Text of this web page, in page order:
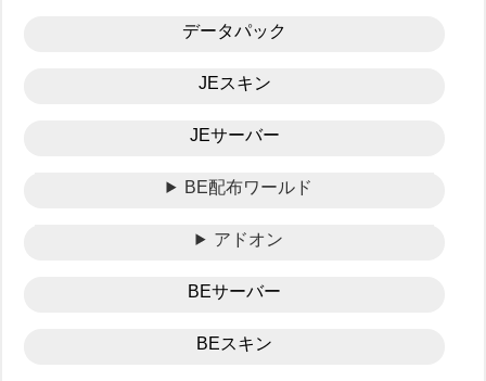
データパック
JEスキン
JEサーバー
BE配布ワールド
アドオン
BEサーバー
BEスキン